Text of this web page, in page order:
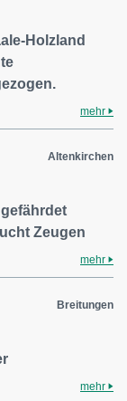
Holzland
mehr
Altenkirchen
Zeugen
mehr
Breitungen
mehr